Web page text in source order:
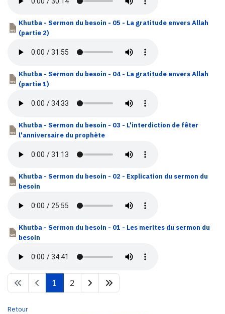
Khutba - Sermon du besoin - 05 - La gratitude envers Allah
(partie 2)
Khutba - Sermon du besoin - 04 - La gratitude envers Allah
(partie 1)
Khutba - Sermon du besoin - 03 - L'interdiction de fêter
l'anniversaire du prophète
Khutba - Sermon du besoin - 02 - Explication du sermon du
besoin
Khutba - Sermon du besoin - 01 - Les merites du sermon du
besoin
1 2
Retour